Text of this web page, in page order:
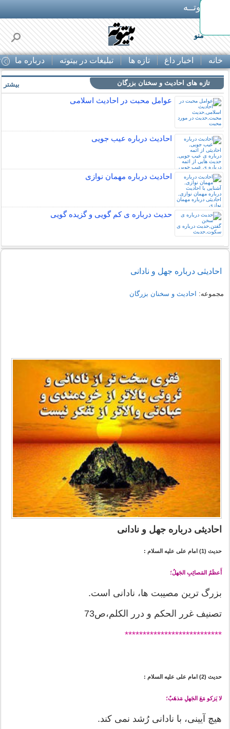
بـیتوتــه
منو
خانه اخبار داغ تازه ها تبلیغات در بیتوته درباره ما
تازه های احادیث و سخنان بزرگان
عوامل محبت در احادیث اسلامى
احادیث درباره عیب جویی
احادیث درباره مهمان نوازی
حدیث درباره ی کم گویی و گزیده گویی
بیشتر
احادیثی درباره جهل و نادانی
مجموعه: احادیث و سخنان بزرگان
احادیثی درباره جهل و نادانی
حدیث (1) امام على عليه السلام :
أَعظَمُ المَصائِبِ الجَهلُ؛
بزرگ ترين مصيبت ها، نادانى است.
تصنیف غرر الحکم و درر الکلم،ص73
********************
*******
حدیث (2) امام على عليه السلام :
لا يَزكو مَعَ الجَهلِ مَذهَبٌ؛
هيچ آيينى، با نادانى رُشد نمى كند.